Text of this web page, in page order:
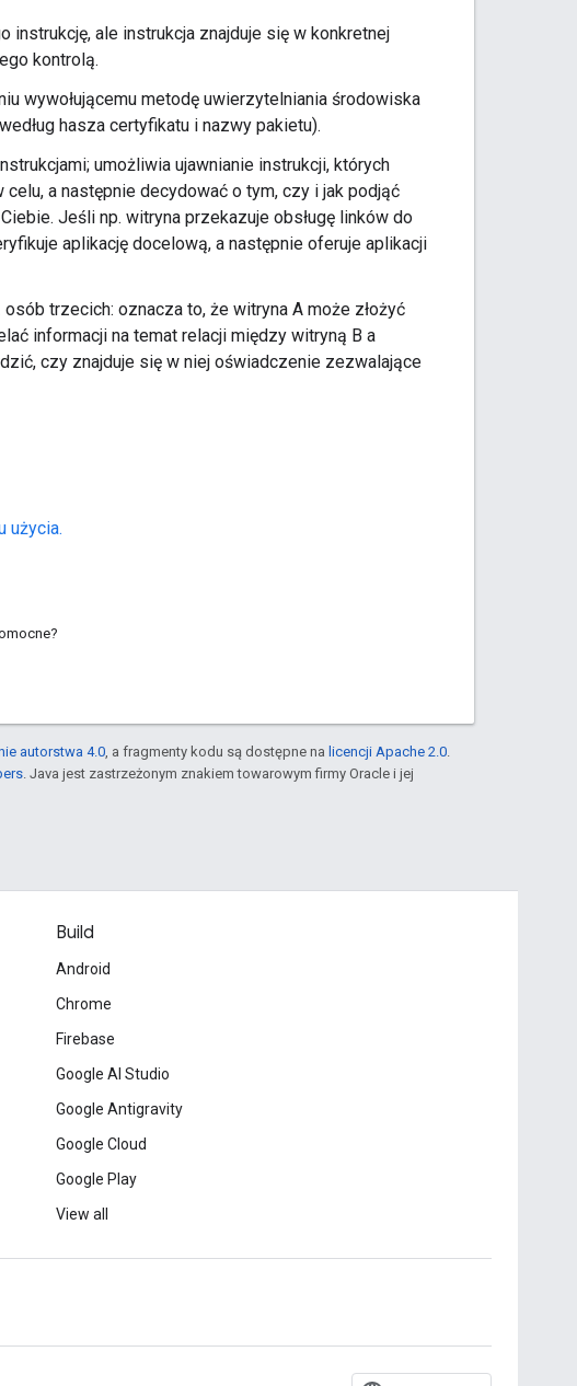
instrukcję, ale instrukcja znajduje się w konkretnej
kontrolą.
wywołującemu metodę uwierzytelniania środowiska
hasza certyfikatu i nazwy pakietu).
umożliwia ujawnianie instrukcji, których
a następnie decydować o tym, czy i jak podjąć
Jeśli np. witryna przekazuje obsługę linków do
aplikację docelową, a następnie oferuje aplikacji
trzecich: oznacza to, że witryna A może złożyć
informacji na temat relacji między witryną B a
czy znajduje się w niej oświadczenie zezwalające
użycia.
autorstwa 4.0 , a fragmenty kodu są dostępne na licencji Apache 2.0
. Java jest zastrzeżonym znakiem towarowym firmy Oracle i jej
Build
Android
Chrome
Firebase
Google AI Studio
Google Antigravity
Google Cloud
Google Play
View all